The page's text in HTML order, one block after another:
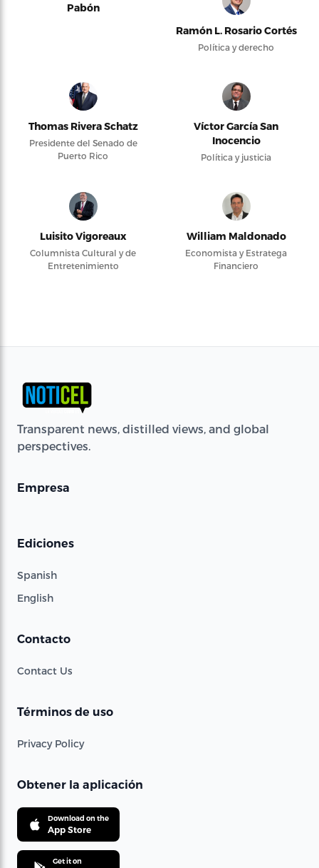
Pabón
Ramón L. Rosario Cortés
Política y derecho
Thomas Rivera Schatz
Presidente del Senado de
Puerto Rico
Víctor García San
Inocencio
Política y justicia
Luisito Vigoreaux
Columnista Cultural y de
Entretenimiento
William Maldonado
Economista y Estratega
Financiero
Transparent news, distilled views, and global
perspectives.
Empresa
Ediciones
Spanish
English
Contacto
Contact Us
Términos de uso
Privacy Policy
Obtener la aplicación
Download on the
App Store
Get it on